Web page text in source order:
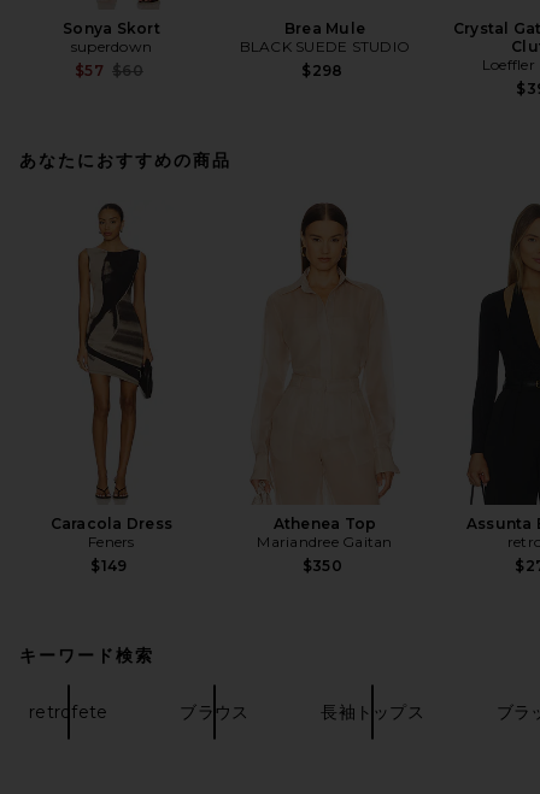
Sonya Skort
superdown
$57 Previous price:
$60
Brea Mule
BLACK SUEDE STUDIO
$298
Crystal
Loeffler
あなたにおすすめの商品
Caracola Dress
Feners
$149
Athenea Top
Mariandree Gaitan
$350
Assunta
キーワード検索
retrofete ブラウス 長袖トップス ブラ